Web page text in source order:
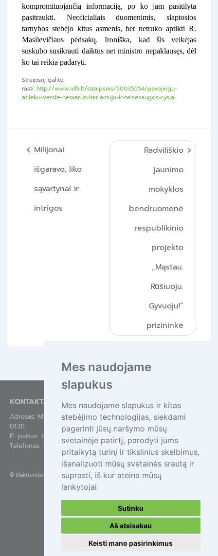
Mes naudojame
slapukus
Mes naudojame slapukus ir kitas
stebėjimo technologijas, siekdami
pagerinti jūsų naršymo mūsų
svetainėje patirtį, parodyti jums
pritaikytą turinį ir tikslinius skelbimus,
išanalizuoti mūsų svetainės srautą ir
suprasti, iš kur ateina mūsų
lankytojai.
Sutinku
Aš atsisakau
Keisti mano pasirinkimus
kompromituojančią informaciją, po ko jam pasiūlyta
pasitraukti. Neoficialiais duomenimis, slaptosios
tarnybos stebėjo kitus asmenis, bet netruko aptikti R.
Masilevičiaus pėdsakų. Ironiška, kad šis veikėjas
suskubo susikrauti daiktus net ministro nepaklausęs, dėl
ko tai reikia padaryti.
Straipsnį galite
rasti: http://www.alfa.lt/straipsnis/50035554/pavojingu-
atlieku-versle-nesvarus-itariamuju-ir-teisesaugos-rysiai
Navigacija
įrašų
Milijonai
išgaravo, liko
sąvartynai ir
intrigos
Radviliškio
jaunimo
mokyklos
bendruomenė
respublikinio
projekto
„Mąstau.
Rūšiuoju.
Gyvuoju!“
prizininkė
KONTAKTAI
Adresas: Mindaugo g. 44-84, Vilnius LT-
01311
El. paštas: bendras@epa.lt
Telefonas: +370 695 55111
© Elektronikos atliekų tvarkymas